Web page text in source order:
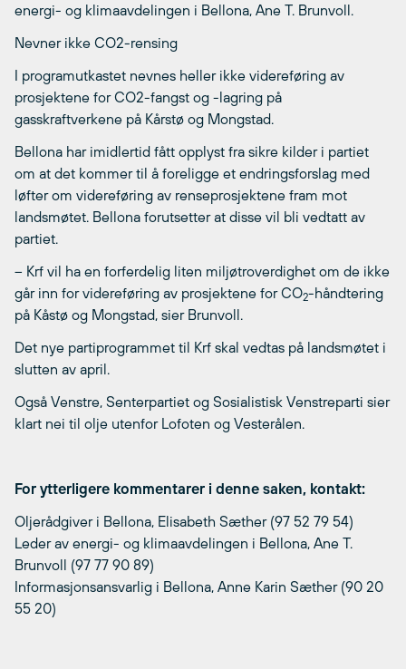
energi- og klimaavdelingen i Bellona, Ane T. Brunvoll.
Nevner ikke CO2-rensing
I programutkastet nevnes heller ikke videreføring av
prosjektene for CO2-fangst og -lagring på
gasskraftverkene på Kårstø og Mongstad.
Bellona har imidlertid fått opplyst fra sikre kilder i partiet
om at det kommer til å foreligge et endringsforslag med
løfter om videreføring av renseprosjektene fram mot
landsmøtet. Bellona forutsetter at disse vil bli vedtatt av
partiet.
– Krf vil ha en forferdelig liten miljøtroverdighet om de ikke
går inn for videreføring av prosjektene for CO2-håndtering
på Kåstø og Mongstad, sier Brunvoll.
Det nye partiprogrammet til Krf skal vedtas på landsmøtet i
slutten av april.
Også Venstre, Senterpartiet og Sosialistisk Venstreparti sier
klart nei til olje utenfor Lofoten og Vesterålen.
For ytterligere kommentarer i denne saken, kontakt:
Oljerådgiver i Bellona, Elisabeth Sæther (97 52 79 54)
Leder av energi- og klimaavdelingen i Bellona, Ane T.
Brunvoll (97 77 90 89)
Informasjonsansvarlig i Bellona, Anne Karin Sæther (90 20
55 20)